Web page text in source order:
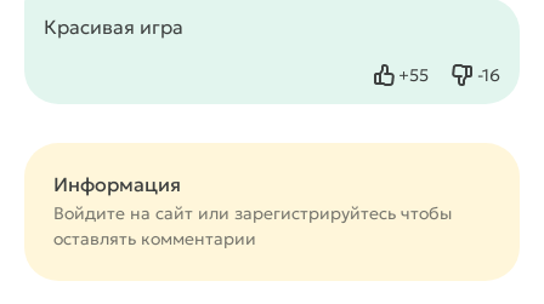
Красивая игра
+55
Нравится -16
Не
Информация
Войдите на сайт или зарегистрируйтесь чтобы
оставлять комментарии